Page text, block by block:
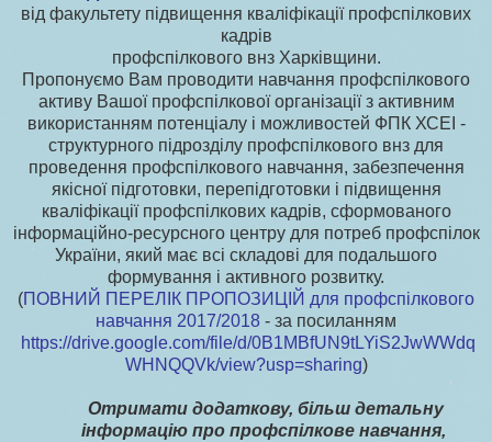
від факультету підвищення кваліфікації профспілкових
кадрів
профспілкового внз Харківщини.
Пропонуємо Вам проводити навчання профспілкового
активу Вашої профспілкової організації з активним
використанням потенціалу і можливостей ФПК ХСЕІ -
структурного підрозділу профспілкового внз для
проведення профспілкового навчання, забезпечення
якісної підготовки, перепідготовки і підвищення
кваліфікації профспілкових кадрів, сформованого
інформаційно-ресурсного центру для потреб профспілок
України, який має всі складові для подальшого
формування і активного розвитку.
(ПОВНИЙ ПЕРЕЛІК ПРОПОЗИЦІЙ для профспілкового
навчання 2017/2018 - за посиланням
https://drive.google.com/file/d/0B1MBfUN9tLYiS2JwWWdq
WHNQQVk/view?usp=sharing)
Отримати додаткову, більш детальну
інформацію про профспілкове навчання,